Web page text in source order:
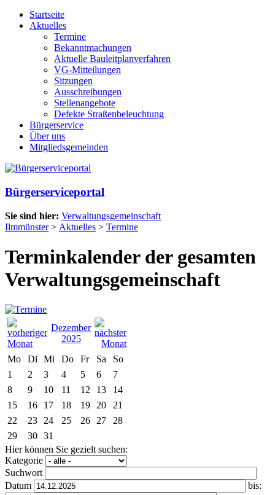
Startseite
Aktuelles
Termine
Bekanntmachungen
Aktuelle Bauleitplanverfahren
VG-Mitteilungen
Sitzungen
Ausschreibungen
Stellenangebote
Defekte Straßenbeleuchtung
Bürgerservice
Über uns
Mitgliedsgemeinden
Bürgerserviceportal
Sie sind hier: Verwaltungsgemeinschaft
Ilmmünster> Aktuelles > Termine
Terminkalender der gesamten
Verwaltungsgemeinschaft
Dezember
2025
Mo
Di Mi Do Fr Sa
So
1
2 3 4 5 6
7
8
9 10 11 12 13
14
15
16 17 18 19 20
21
22
23 24 25 26 27
28
29
30 31
Hier können Sie gezielt suchen:
Kategorie
Suchwort
Datum
bis: